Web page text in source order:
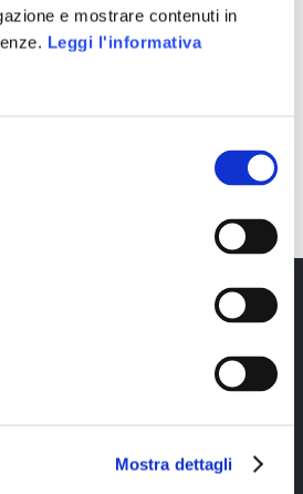
e mostrare contenuti in
Leggi l'informativa
Mostra dettagli